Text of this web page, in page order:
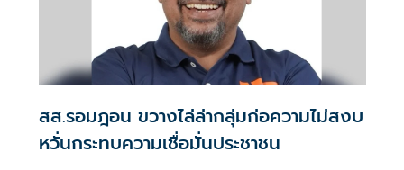
สส.รอมฎอน ขวางไล่ล่ากลุ่มก่อความไม่สงบ
หวั่นกระทบความเชื่อมั่นประชาชน